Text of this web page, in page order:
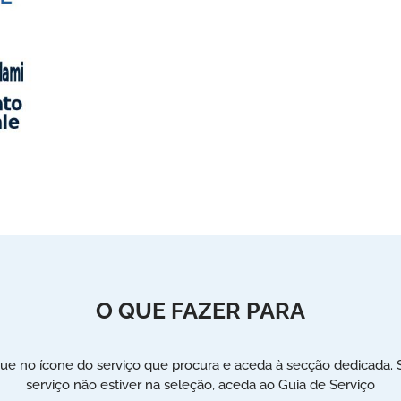
O QUE FAZER PARA
no ícone do serviço que procura e aceda à secção dedicada.
serviço não estiver na seleção, aceda ao Guia de Serviço